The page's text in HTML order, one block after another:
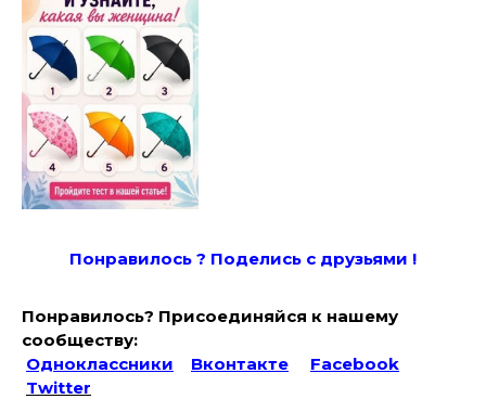
Понравилось ? Поделись с друзьями !
Понравилось? Присоединяйся к нашему
сообществу:
Одноклассники
Вконтакте
Facebook
Twitter